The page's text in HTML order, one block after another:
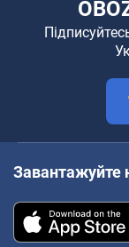
Завантажуйте